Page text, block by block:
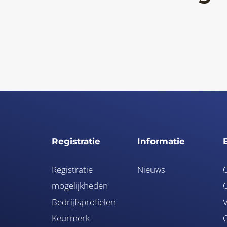
Registratie
Registratie
mogelijkheden
Bedrijfsprofielen
Keurmerk
Informatie
Nieuws